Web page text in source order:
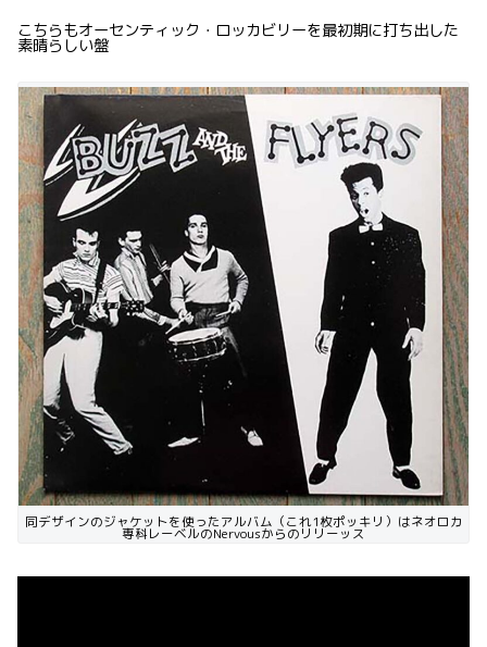
こちらもオーセンティック・ロッカビリーを最初期に打ち出した
素晴らしい盤
同デザインのジャケットを使ったアルバム（これ1枚ポッキリ）はネオロカ
専科レーベルのNervousからのリリーッス